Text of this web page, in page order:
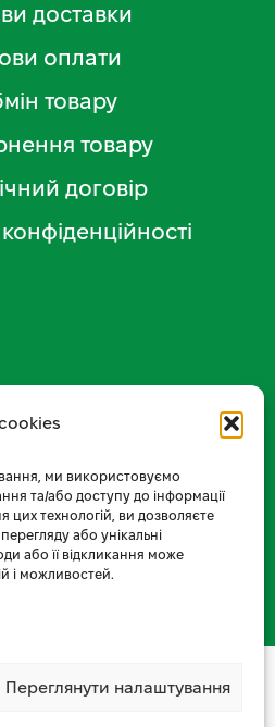
ми використовуємо
та/або доступу до інформації
технологій, ви дозволяєте
або унікальні
або її відкликання може
і можливостей.
Переглянути налаштування
доставки
оплати
товару
товару
договір